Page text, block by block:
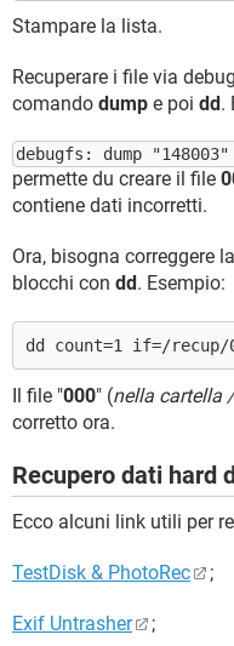
Stampare la lista.
Recuperare i file via
comando dump e poi dd.
debugfs: dump
permette du creare il file
contiene dati incorretti.
Ora, bisogna correggere
blocchi con dd. Esempio:
dd count=1 if=/recup/
Il file "000" (nella cartella
corretto ora.
Recupero dati hard
Ecco alcuni link utili per
TestDisk & PhotoRec ;
Exif Untrasher ;